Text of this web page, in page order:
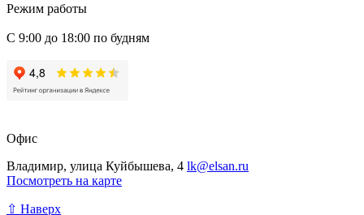
Режим работы
С 9:00 до 18:00 по будням
Офис
Владимир, улица Куйбышева, 4 lk@elsan.ru
Посмотреть на карте
⇧ Наверх